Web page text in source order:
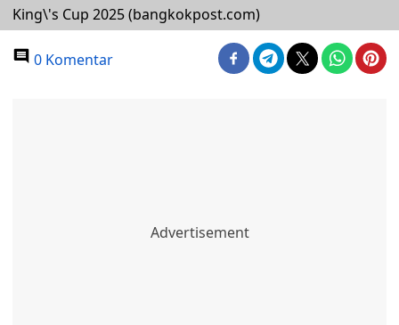
King\'s Cup 2025 (bangkokpost.com)
0 Komentar